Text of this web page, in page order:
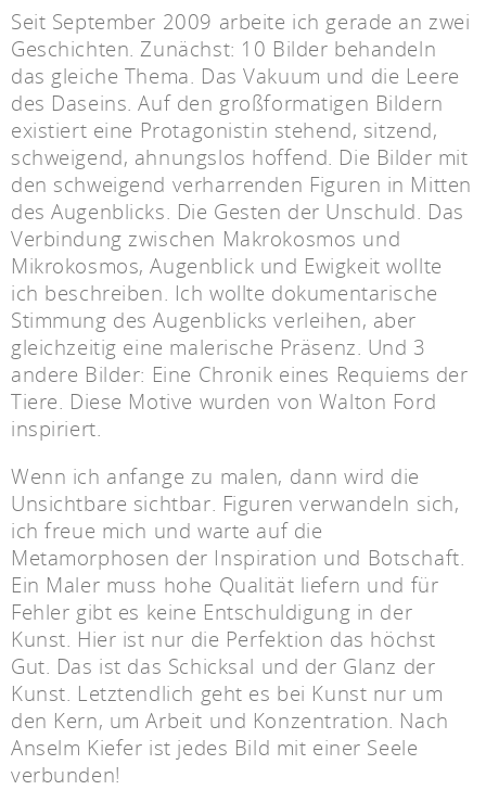
Seit September 2009 arbeite ich gerade an zwei
Geschichten. Zunächst: 10 Bilder behandeln
das gleiche Thema. Das Vakuum und die Leere
des Daseins. Auf den großformatigen Bildern
existiert eine Protagonistin stehend, sitzend,
schweigend, ahnungslos hoffend. Die Bilder mit
den schweigend verharrenden Figuren in Mitten
des Augenblicks. Die Gesten der Unschuld. Das
Verbindung zwischen Makrokosmos und
Mikrokosmos, Augenblick und Ewigkeit wollte
ich beschreiben. Ich wollte dokumentarische
Stimmung des Augenblicks verleihen, aber
gleichzeitig eine malerische Präsenz. Und 3
andere Bilder: Eine Chronik eines Requiems der
Tiere. Diese Motive wurden von Walton Ford
inspiriert.
Wenn ich anfange zu malen, dann wird die
Unsichtbare sichtbar. Figuren verwandeln sich,
ich freue mich und warte auf die
Metamorphosen der Inspiration und Botschaft.
Ein Maler muss hohe Qualität liefern und für
Fehler gibt es keine Entschuldigung in der
Kunst. Hier ist nur die Perfektion das höchst
Gut. Das ist das Schicksal und der Glanz der
Kunst. Letztendlich geht es bei Kunst nur um
den Kern, um Arbeit und Konzentration. Nach
Anselm Kiefer ist jedes Bild mit einer Seele
verbunden!